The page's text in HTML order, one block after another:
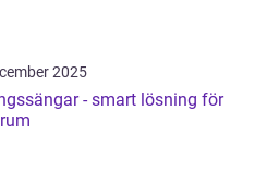
2025
- smart lösning för